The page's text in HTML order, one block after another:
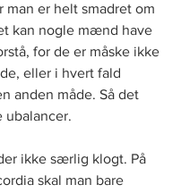
man er helt smadret om
kan nogle mænd have
for de er måske ikke
eller i hvert fald
anden måde. Så det
ubalancer.
ikke særlig klogt. På
skal man bare